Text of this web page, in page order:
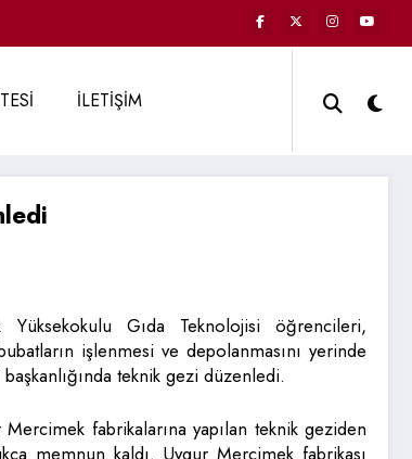
İLETİŞİM
Gıda Teknolojisi öğrencileri,
işlenmesi ve depolanmasını yerinde
teknik gezi düzenledi.
fabrikalarına yapılan teknik geziden
memnun kaldı. Uygur Mercimek fabrikası